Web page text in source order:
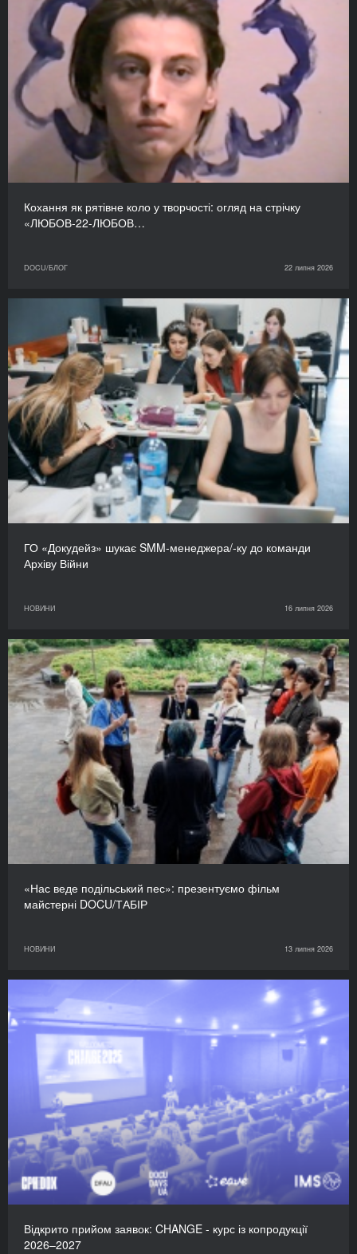
Кохання як рятівне коло у творчості: огляд на стрічку
«ЛЮБОВ-22-ЛЮБОВ…
DOCU/БЛОГ 22 липня 2026
ГО «Докудейз» шукає SMM-менеджера/-ку до команди
Архіву Війни
НОВИНИ 16 липня 2026
«Нас веде подільський пес»: презентуємо фільм
майстерні DOCU/ТАБІР
НОВИНИ 13 липня 2026
Відкрито прийом заявок: CHANGE - курс із копродукції
2026–2027